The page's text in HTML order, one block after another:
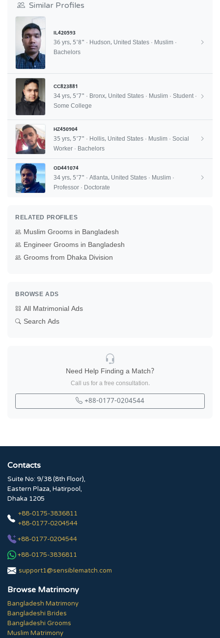
Similar Profiles
IL420593
36 yrs, 5'8" · Hudson, United States · Muslim ·
Bachelors
CC823881
34 yrs, 5'7" · Bronx, United States · Muslim · Student ·
Some College
HZ450904
35 yrs, 5'7" · Hollis, United States · Muslim · Social
Worker · Bachelors
OD441074
34 yrs, 5'7" · Atlanta, United States · Muslim ·
Professor · Doctorate
RELATED PROFILES
Muslim Grooms in Bangladesh
Engineer Grooms in Bangladesh
Grooms from Dhaka Division
BROWSE ADS
All Matrimonial Ads
Search Ads
Need Help Finding a Match?
Call us for a free consultation.
+88-0177-0204544
Contacts
Suite No: 9/38 (8th Floor),
Eastern Plaza, Hatirpool,
Dhaka 1205
+88-0175-3836811
+88-0177-0204544
+88-0177-0204544
+88-0175-3836811
support1@sensiblematch.com
Browse Matrimony
Bangladesh Matrimony
Bangladeshi Brides
Bangladeshi Grooms
Muslim Matrimony